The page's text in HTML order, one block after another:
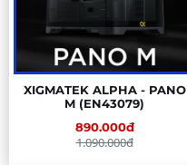
XIGMATEK ALPHA - PANO
M (EN43079)
890.000đ
1.090.000đ